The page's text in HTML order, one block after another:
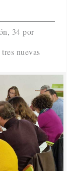
34 por
nuevas